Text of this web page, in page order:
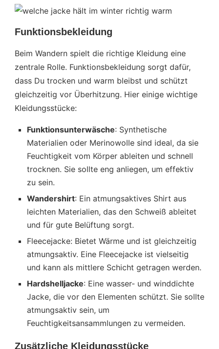
Funktionsbekleidung
Beim Wandern spielt die richtige Kleidung eine
zentrale Rolle. Funktionsbekleidung sorgt dafür,
dass Du trocken und warm bleibst und schützt
gleichzeitig vor Überhitzung. Hier einige wichtige
Kleidungsstücke:
Funktionsunterwäsche: Synthetische
Materialien oder Merinowolle sind ideal, da sie
Feuchtigkeit vom Körper ableiten und schnell
trocknen. Sie sollte eng anliegen, um effektiv
zu sein.
Wandershirt: Ein atmungsaktives Shirt aus
leichten Materialien, das den Schweiß ableitet
und für gute Belüftung sorgt.
Fleecejacke: Bietet Wärme und ist gleichzeitig
atmungsaktiv. Eine Fleecejacke ist vielseitig
und kann als mittlere Schicht getragen werden.
Hardshelljacke: Eine wasser- und winddichte
Jacke, die vor den Elementen schützt. Sie sollte
atmungsaktiv sein, um
Feuchtigkeitsansammlungen zu vermeiden.
Zusätzliche Kleidungsstücke